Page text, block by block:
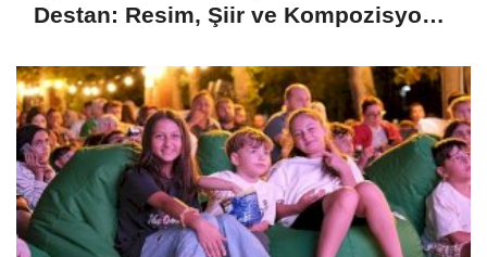
Destan: Resim, Şiir ve Kompozisyon